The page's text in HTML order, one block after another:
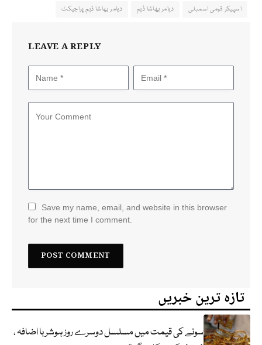
اسپیکر قومی اسمبلی دیامر بھاشا ڈیم دیامر بھاشا ڈیم پراجیکٹ
LEAVE A REPLY
Save my name, email, and website in this browser
for the next time I comment.
تازہ ترین خبریں
سونے کی قیمت میں مسلسل دوسرے روز ہوشربا اضافہ ،